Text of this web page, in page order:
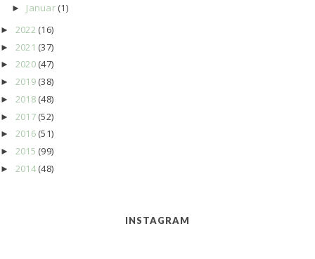
► Januar (1)
► 2022 (16)
► 2021 (37)
► 2020 (47)
► 2019 (38)
► 2018 (48)
► 2017 (52)
► 2016 (51)
► 2015 (99)
► 2014 (48)
INSTAGRAM